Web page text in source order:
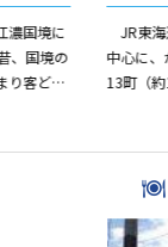
濃国境に
り客どう
JR東海
中心に
13町（
います